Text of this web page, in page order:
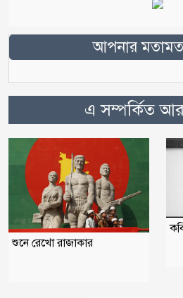
আপনার
এ সম্পর্কিত
শুনে রেখো রাজাকার